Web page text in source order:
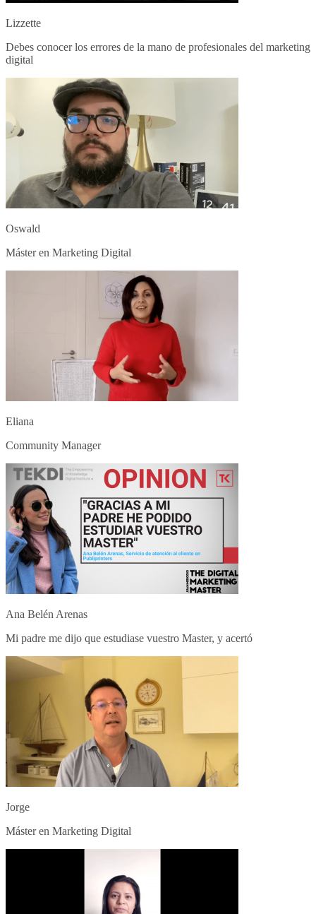
Lizzette
Debes conocer los errores de la mano de profesionales del marketing
digital
Oswald
Máster en Marketing Digital
Eliana
Community Manager
Ana Belén Arenas
Mi padre me dijo que estudiase vuestro Master, y acertó
Jorge
Máster en Marketing Digital